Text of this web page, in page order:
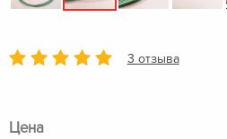
3 отзыва
Цена